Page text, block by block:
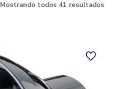
Mostrando todos 41 resultados